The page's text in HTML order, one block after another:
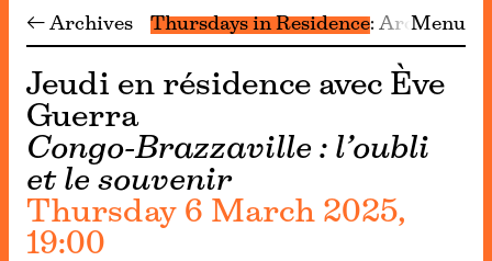
← Archives Thursdays in Residence Archive
Menu
Jeudi en résidence avec Ève
Guerra
Congo-Brazzaville : l’oubli
et le souvenir
Thursday 6 March 2025,
19:00